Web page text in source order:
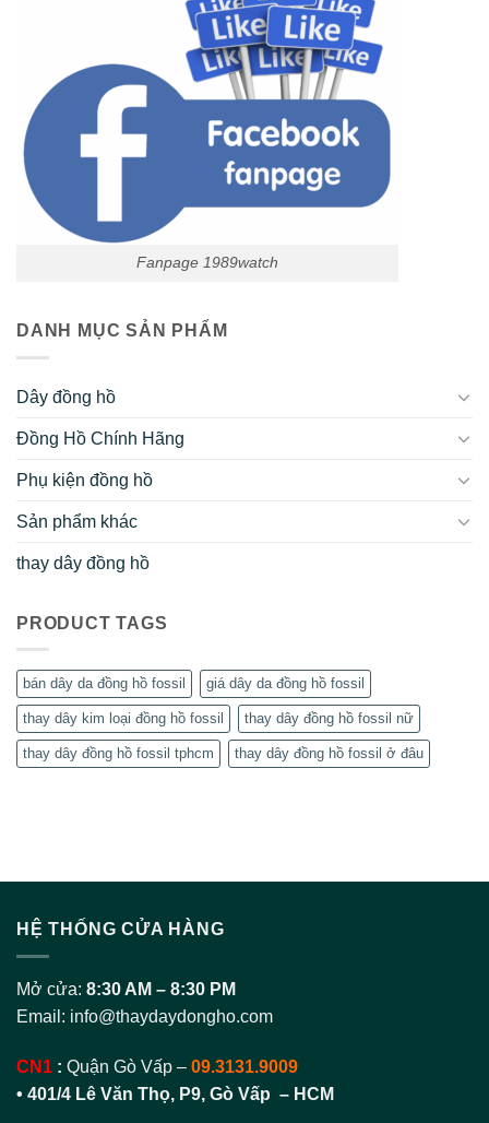
Fanpage 1989watch
DANH MỤC SẢN PHẨM
Dây đồng hồ
Đồng Hồ Chính Hãng
Phụ kiện đồng hồ
Sản phẩm khác
thay dây đồng hồ
PRODUCT TAGS
bán dây da đồng hồ fossil giá dây da đồng hồ fossil
thay dây kim loại đồng hồ fossil thay dây đồng hồ fossil nữ
thay dây đồng hồ fossil tphcm thay dây đồng hồ fossil ở đâu
HỆ THỐNG CỬA HÀNG
Mở cửa: 8:30 AM – 8:30 PM
Email: info@thaydaydongho.com
CN1 : Quận Gò Vấp – 09.3131.9009
• 401/4 Lê Văn Thọ, P9, Gò Vấp – HCM